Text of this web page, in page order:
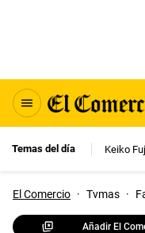
Temas del día Keiko
El Comercio · Tvmas ·
Añadir El